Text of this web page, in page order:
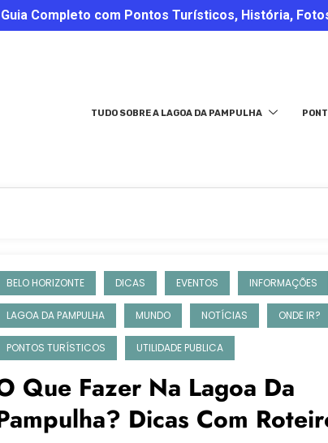
Guia Completo com Pontos Turísticos, História,
TUDO SOBRE A LAGOA DA PAMPULHA
BELO HORIZONTE DICAS EVENTOS INFORMAÇÕES
LAGOA DA PAMPULHA MUNDO NOTÍCIAS ONDE IR?
PONTOS TURÍSTICOS UTILIDADE PUBLICA
Que Fazer Na Lagoa Da
Dicas Com